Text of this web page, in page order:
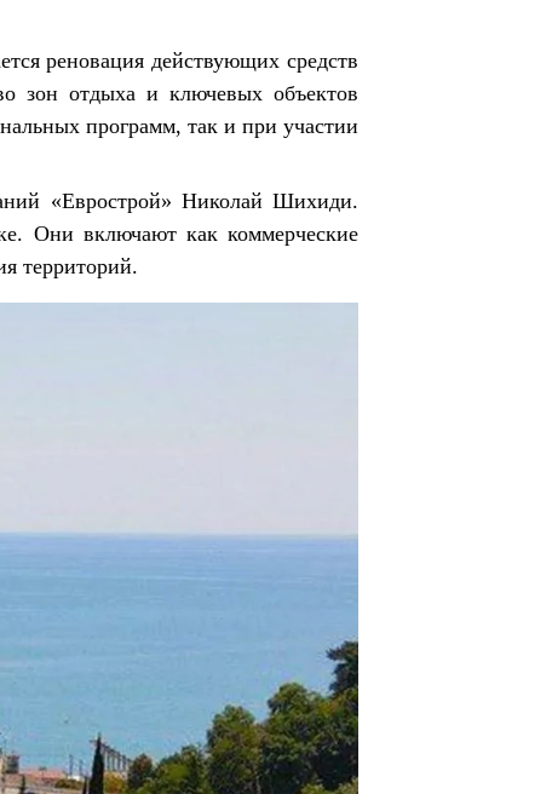
реновация действующих средств
зон отдыха и ключевых объектов
программ, так и при участии
«Еврострой» Николай Шихиди.
Они включают как коммерческие
территорий.